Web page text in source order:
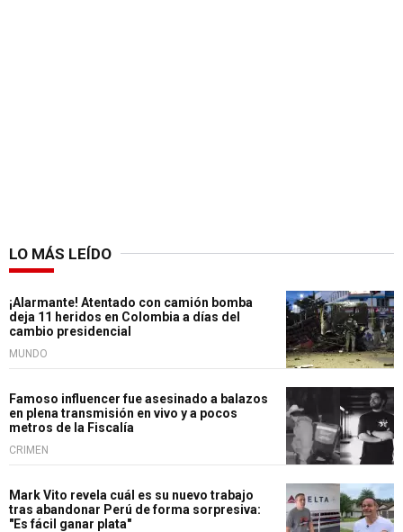
LO MÁS LEÍDO
¡Alarmante! Atentado con camión bomba
deja 11 heridos en Colombia a días del
cambio presidencial
MUNDO
Famoso influencer fue asesinado a balazos
en plena transmisión en vivo y a pocos
metros de la Fiscalía
CRIMEN
Mark Vito revela cuál es su nuevo trabajo
tras abandonar Perú de forma sorpresiva:
"Es fácil ganar plata"